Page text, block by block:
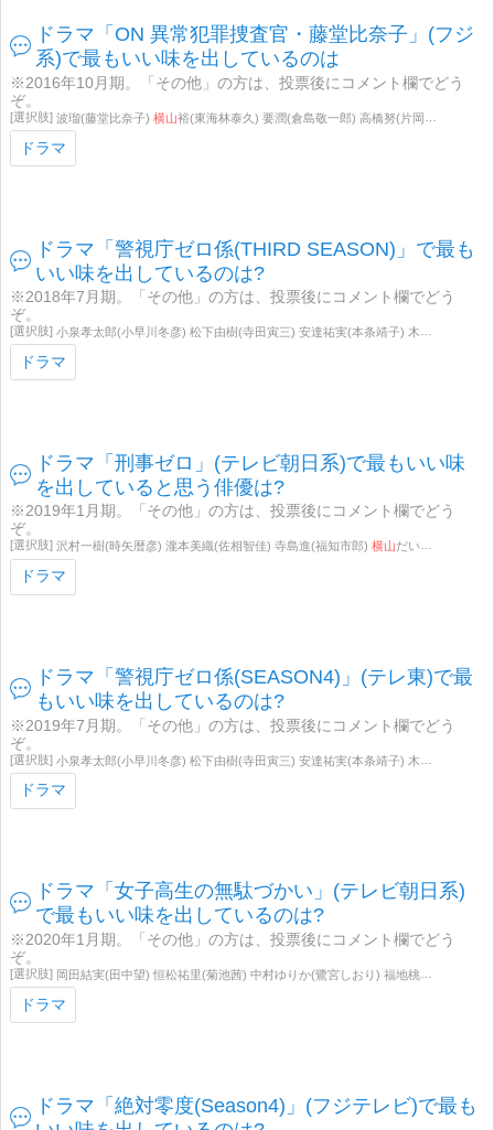
ドラマ「ON 異常犯罪捜査官・藤堂比奈子」(フジ
系)で最もいい味を出しているのは
※2016年10月期。「その他」の方は、投票後にコメント欄でどう
ぞ。
波瑠(藤堂比奈子) 横山裕(東海林泰久) 要潤(倉島敬一郎) 高橋努(片岡啓造) 斉藤慎二(三木健) 百瀬朔(清水良信) 佐藤玲(月岡真紀) 林遣都(中島保) 奥貫薫(藤堂香織) 光石研(早坂雅臣) 原田美枝子(石上妙子) 渡部篤郎(厚田巌夫) その他
ドラマ
ドラマ「警視庁ゼロ係(THIRD SEASON)」で最も
いい味を出しているのは?
※2018年7月期。「その他」の方は、投票後にコメント欄でどう
ぞ。
小泉孝太郎(小早川冬彦) 松下由樹(寺田寅三) 安達祐実(本条靖子) 木下隆行(桜庭勇作) 戸塚純貴(太田文平) 平岡祐太(金田一修) 手塚とおる(古河祐介) 六角慎司(青山進) 栗山航(小林優太) 岸明日香(鮫島弥生) 石丸謙二郎(谷本敬三) 加藤茶(国仲春吉) 石坂浩二(湯川春樹) 片岡鶴太郎(
ドラマ
ドラマ「刑事ゼロ」(テレビ朝日系)で最もいい味
を出していると思う俳優は?
※2019年1月期。「その他」の方は、投票後にコメント欄でどう
ぞ。
沢村一樹(時矢暦彦) 瀧本美織(佐相智佳) 寺島進(福知市郎) 横山だいすけ(内海念也) 猫背椿(背川葉奈) 渡辺いっけい(根本留夫) 財前直見(奥畑記子) 武田鉄矢(生田目守雄) その他
ドラマ
ドラマ「警視庁ゼロ係(SEASON4)」(テレ東)で最
もいい味を出しているのは?
※2019年7月期。「その他」の方は、投票後にコメント欄でどう
ぞ。
小泉孝太郎(小早川冬彦) 松下由樹(寺田寅三) 安達祐実(本条靖子) 木下隆行(桜庭勇作) 戸塚純貴(太田文平) 宮川一朗太(今川兵馬) 中野裕太(神沼洋) 六角慎司(青山進) 足立尭之(野沢友和) 栗山航(小林優太) 岸明日香(鮫島弥生) 吉田栄作(前川俊也) 石丸謙二郎(谷本敬三) 加藤茶(国仲春吉) 斉藤由貴(小田島龍美) 片岡鶴太郎(
ドラマ
ドラマ「女子高生の無駄づかい」(テレビ朝日系)
で最もいい味を出しているのは?
※2020年1月期。「その他」の方は、投票後にコメント欄でどう
ぞ。
岡田結実(田中望) 恒松祐里(菊池茜) 中村ゆりか(鷺宮しおり) 福地桃子(山本美波) 浅川梨奈(一奏) 小林由依(染谷リリィ) 畑芽育(百井咲久) 井本彩花(久条翡翠)
ドラマ
ドラマ「絶対零度(Season4)」(フジテレビ)で最も